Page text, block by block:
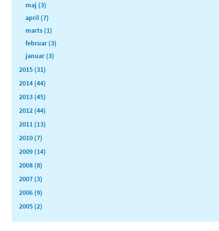
maj (3)
april (7)
marts (1)
februar (3)
januar (3)
2015 (31)
2014 (44)
2013 (45)
2012 (44)
2011 (13)
2010 (7)
2009 (14)
2008 (8)
2007 (3)
2006 (9)
2005 (2)